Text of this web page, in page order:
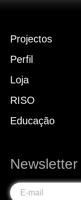
Projectos
Perfil
Loja
RISO
Educação
Newsletter